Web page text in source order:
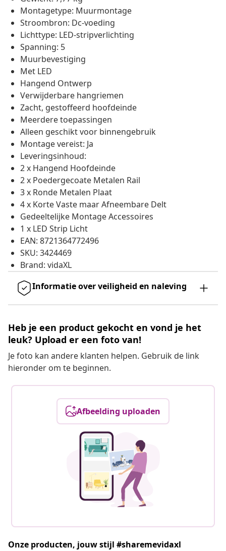
Montagetype: Muurmontage
Stroombron: Dc-voeding
Lichttype: LED-stripverlichting
Spanning: 5
Muurbevestiging
Met LED
Hangend Ontwerp
Verwijderbare hangriemen
Zacht, gestoffeerd hoofdeinde
Meerdere toepassingen
Alleen geschikt voor binnengebruik
Montage vereist: Ja
Leveringsinhoud:
2 x Hangend Hoofdeinde
2 x Poedergecoate Metalen Rail
3 x Ronde Metalen Plaat
4 x Korte Vaste maar Afneembare Delt
Gedeeltelijke Montage Accessoires
1 x LED Strip Licht
EAN: 8721364772496
SKU: 3424469
Brand: vidaXL
Informatie over veiligheid en naleving
Heb je een product gekocht en vond je het
leuk? Upload er een foto van!
Je foto kan andere klanten helpen. Gebruik de link
hieronder om te beginnen.
Afbeelding uploaden
Onze producten, jouw stijl #sharemevidaxl